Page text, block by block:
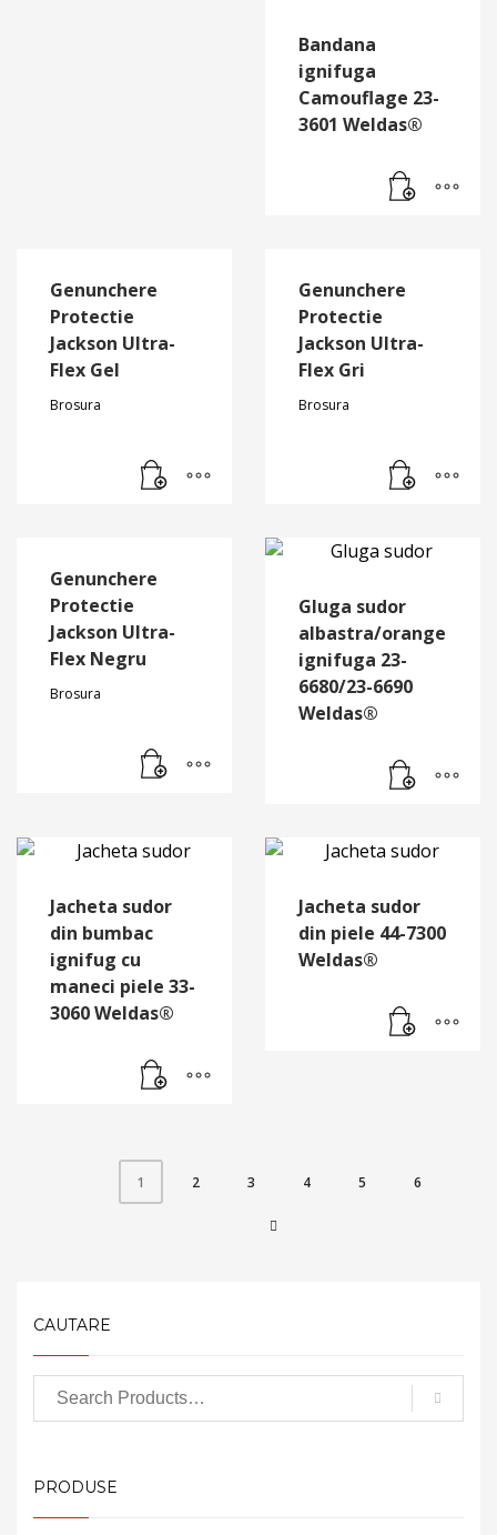
Bandana
ignifuga
Camouflage 23-
3601 Weldas®
Genunchere
Protectie
Jackson Ultra-
Flex Gel
Brosura
Genunchere
Protectie
Jackson Ultra-
Flex Gri
Brosura
Genunchere
Protectie
Jackson Ultra-
Flex Negru
Brosura
Gluga sudor
albastra/orange
ignifuga 23-
6680/23-6690
Weldas®
Jacheta sudor
din bumbac
ignifug cu
maneci piele 33-
3060 Weldas®
Jacheta sudor
din piele 44-7300
Weldas®
1 2 3 4 5 6
CAUTARE
PRODUSE